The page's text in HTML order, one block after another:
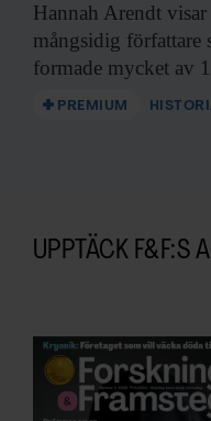
Hannah Arendt
mångsidig författare
formade mycket av
PREMIUM
UPPTÄCK F&F:S